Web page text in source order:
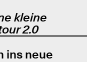
kleine
2.0
ins neue